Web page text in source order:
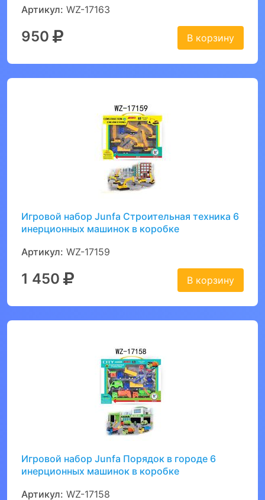
Артикул: WZ-17163
950 В корзину
Игровой набор Junfa Строительная техника 6
инерционных машинок в коробке
Артикул: WZ-17159
1 450 В корзину
Игровой набор Junfa Порядок в городе 6
инерционных машинок в коробке
Артикул: WZ-17158